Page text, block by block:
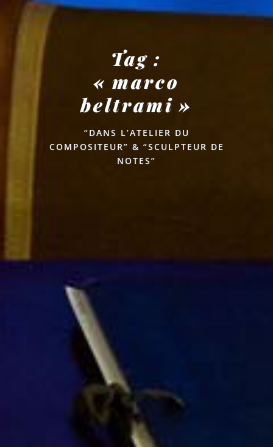
Tag :
« marco
beltrami »
“DANS L’ATELIER DU
COMPOSITEUR” & “SCULPTEUR DE
NOTES”